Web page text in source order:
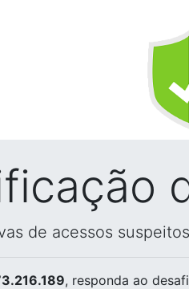
de acessos
, responda ao